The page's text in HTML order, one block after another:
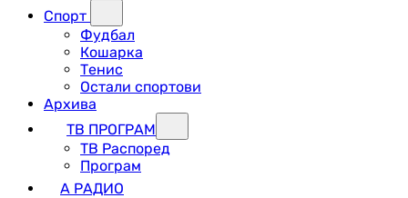
Спорт
Фудбал
Кошарка
Тенис
Остали спортови
Архива
ТВ ПРОГРАМ
ТВ Распоред
Програм
А РАДИО